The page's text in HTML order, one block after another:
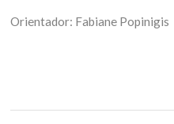
Orientador: Fabiane Popinigis